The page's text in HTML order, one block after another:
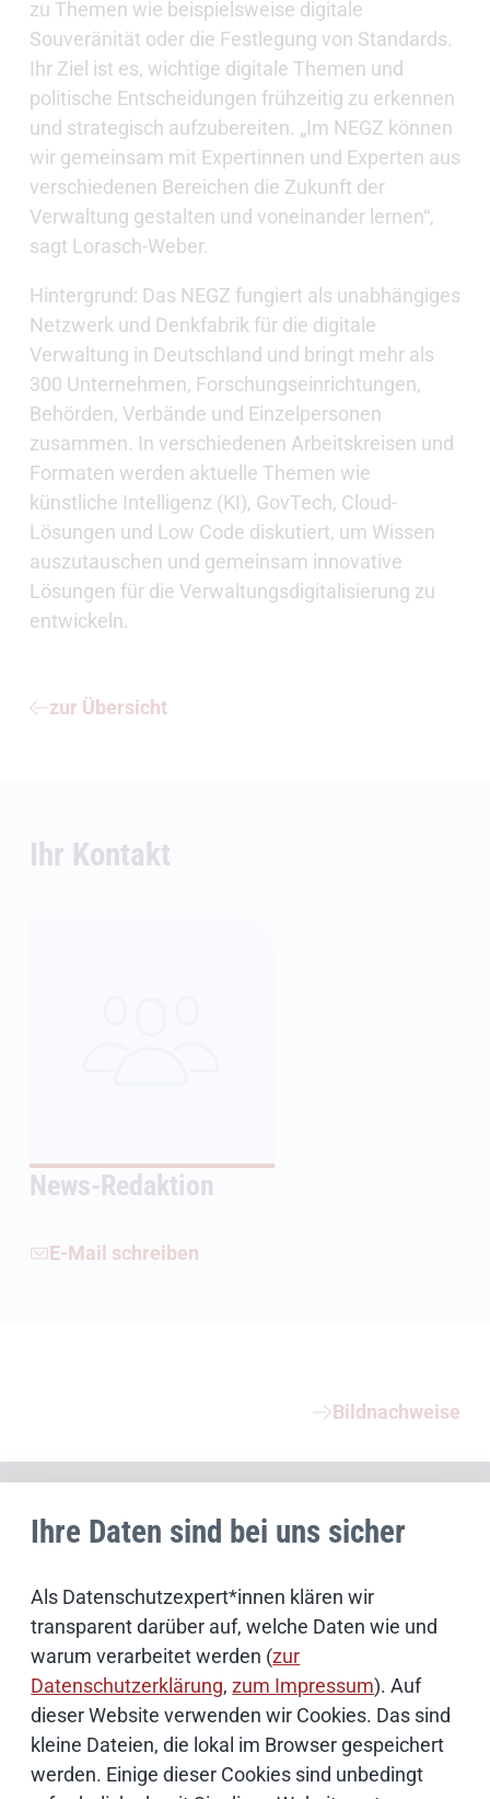
Ihre Daten sind bei uns sicher
Als Datenschutzexpert*innen klären wir
transparent darüber auf, welche Daten wie und
warum verarbeitet werden (zur
Datenschutzerklärung,zum Impressum). Auf
dieser Website verwenden wir Cookies. Das sind
kleine Dateien, die lokal im Browser gespeichert
werden. Einige dieser Cookies sind unbedingt
zu Themen wie beispielsweise digitale
Souveränität oder die Festlegung von Standards.
Ihr Ziel ist es, wichtige digitale Themen und
politische Entscheidungen frühzeitig zu erkennen
und strategisch aufzubereiten. „Im NEGZ können
wir gemeinsam mit Expertinnen und Experten aus
verschiedenen Bereichen die Zukunft der
Verwaltung gestalten und voneinander lernen“,
sagt Lorasch-Weber.
Hintergrund: Das NEGZ fungiert als unabhängiges
Netzwerk und Denkfabrik für die digitale
Verwaltung in Deutschland und bringt mehr als
300 Unternehmen, Forschungseinrichtungen,
Behörden, Verbände und Einzelpersonen
zusammen. In verschiedenen Arbeitskreisen und
Formaten werden aktuelle Themen wie
künstliche Intelligenz (KI), GovTech, Cloud-
Lösungen und Low Code diskutiert, um Wissen
auszutauschen und gemeinsam innovative
Lösungen für die Verwaltungsdigitalisierung zu
entwickeln.
zur Übersicht
Ihr Kontakt
News-Redaktion
E-Mail schreiben
Bildnachweise
Schwerpunktthemen
Open Source
IT Sicherheit
Onlinezugangsgesetz